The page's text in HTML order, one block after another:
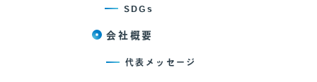
SDGs
会社概要
代表メッセージ